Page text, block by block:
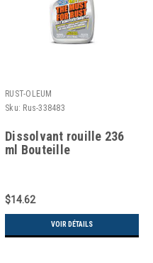
RUST-OLEUM
Sku: Rus-338483
Dissolvant rouille 236
ml Bouteille
$14.62
VOIR DÉTAILS